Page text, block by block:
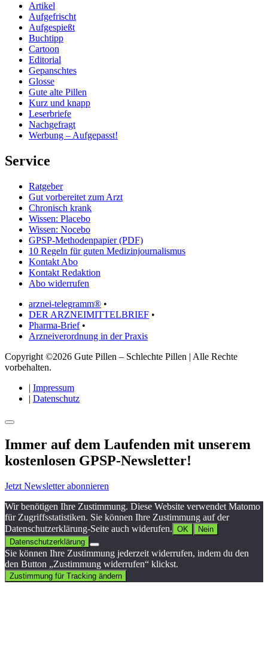
Artikel
Aufgefrischt
Aufgespießt
Buchtipp
Cartoon
Editorial
Gepanschtes
Glosse
Gute alte Pillen
Kurz und knapp
Leserbriefe
Nachgefragt
Werbung – Aufgepasst!
Service
Ratgeber
Gut vorbereitet zum Arzt
Chronisch krank
Wissen: Placebo
Wissen: Nocebo
GPSP-Methodenpapier (PDF)
10 Regeln für guten Medizinjournalismus
Kontakt Abo
Kontakt Redaktion
Abo widerrufen
arznei-telegramm® •
DER ARZNEIMITTELBRIEF •
Pharma-Brief•
Arzneiverordnung in der Praxis
Copyright ©2026 Gute Pillen – Schlechte Pillen | Alle Rechte
vorbehalten.
| Impressum
| Datenschutz
Immer auf dem Laufenden mit unserem
kostenlosen GPSP-Newsletter!
Jetzt Newsletter abonnieren
Wir benötigen Ihre Zustimmung. Diese Website verwendet Matomo
für Zugriffsstatistiken. Sie können Ihre Zustimmung auf der
Datenschutzerklärung-Seite auch widerufen. OK
Nein
Datenschutzerklärung
Sie können Ihre Zustimmung jederzeit widerrufen, indem du den
den Button „Zustimmung widerrufen“ klickst.
Zustimmung für Tracking ändern